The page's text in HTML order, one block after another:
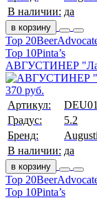
В наличии: да
в корзину
Top 20
Top 10Pinta’s
АВГУСТИНЕР
370 руб.
Артикул:
Градус:
5.2
Бренд:
В наличии: да
в корзину
Top 20
Top 10Pinta’s